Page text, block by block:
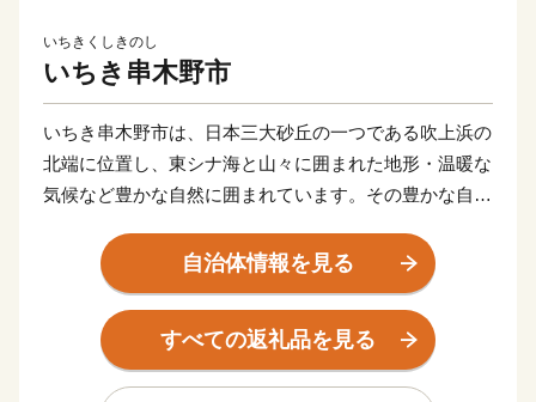
いちきくしきのし
いちき串木野市
いちき串木野市は、日本三大砂丘の一つである吹上浜の
北端に位置し、東シナ海と山々に囲まれた地形・温暖な
気候など豊かな自然に囲まれています。その豊かな自然
てきた「つけあげ」、「ちりめん」、「まぐろ」、「焼
酎」、「ぽんかん」、「サワーポメロ」などの特産品に
恵まれ、「食」の豊かなまちとして発展してきておりま
自治体情報を見る
すべての返礼品を見る